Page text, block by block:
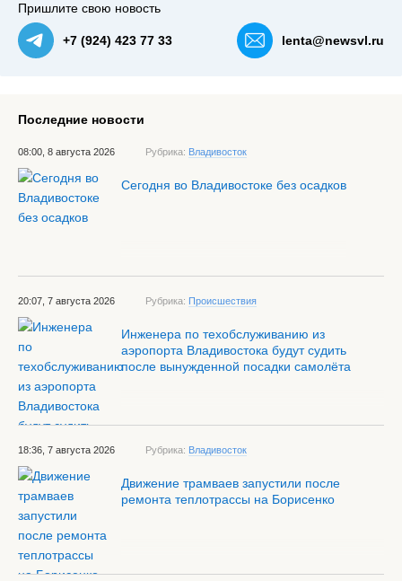
Пришлите свою новость
+7 (924) 423 77 33 lenta@newsvl.ru
Последние новости
08:00, 8 августа 2026 Рубрика: Владивосток
Сегодня во Владивостоке без осадков
20:07, 7 августа 2026 Рубрика: Происшествия
Инженера по техобслуживанию из
аэропорта Владивостока будут судить
после вынужденной посадки самолёта
18:36, 7 августа 2026 Рубрика: Владивосток
Движение трамваев запустили после
ремонта теплотрассы на Борисенко